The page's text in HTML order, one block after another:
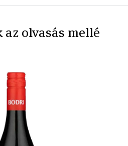
olvasás mellé